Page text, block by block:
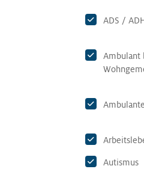
ADS /
Ambulant
Autismus